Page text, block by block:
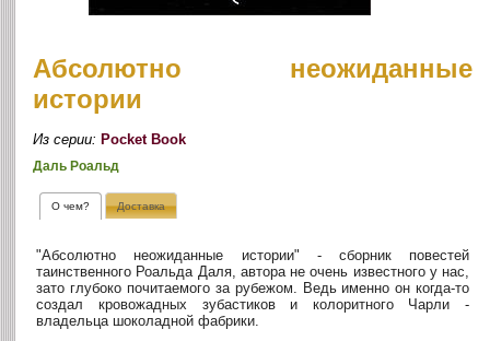
Абсолютно неожиданные
истории
Из серии:Pocket Book
Даль Роальд
О чем? Доставка
"Абсолютно неожиданные истории" - сборник повестей
таинственного Роальда Даля, автора не очень известного у нас,
зато глубоко почитаемого за рубежом. Ведь именно он когда-то
создал кровожадных зубастиков и колоритного Чарли -
владельца шоколадной фабрики.